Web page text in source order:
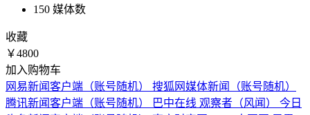
150 媒体数
收藏
￥4800
加入购物车
网易新闻客户端（账号随机）
搜狐网媒体新闻（账号随机）
腾讯新闻客户端（账号随机）
巴中在线 观察者（风闻）
今日